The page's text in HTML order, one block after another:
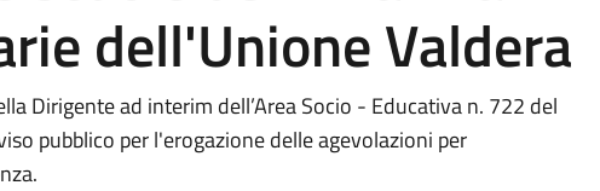
dell'Unione Valdera
Dirigente ad interim dell’Area Socio - Educativa n. 722 del
pubblico per l'erogazione delle agevolazioni per